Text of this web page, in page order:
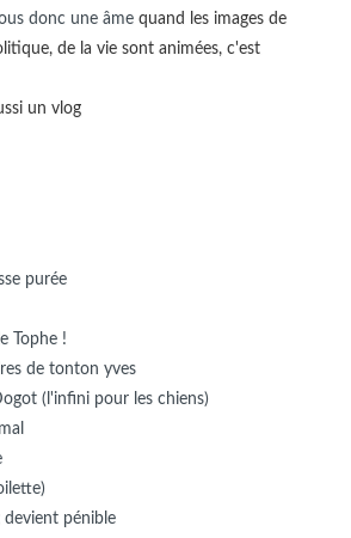
donc une âmequand les images de
de la vie sont animées, c'est
un vlog
purée
Tophe !
de tonton yves
(l'infini pour les chiens)
pénible